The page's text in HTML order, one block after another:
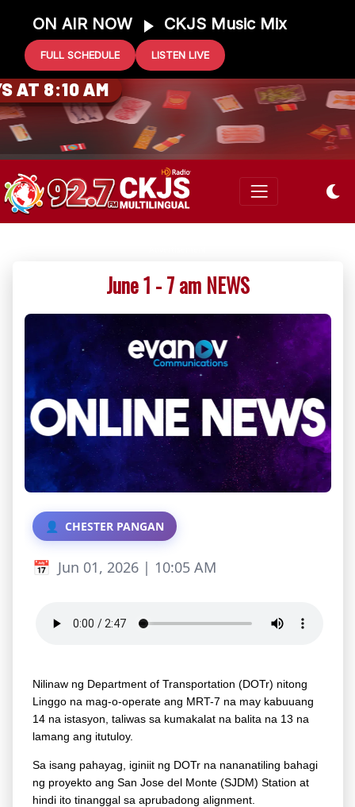
ON AIR NOW CKJS Music Mix
FULL SCHEDULE LISTEN LIVE
GIFT CARD
AT 8:10 AM
June 1 - 7 am NEWS
CHESTER PANGAN
Jun 01, 2026 | 10:05 AM
Nilinaw ng Department of Transportation (DOTr) nitong
Linggo na mag-o-operate ang MRT-7 na may kabuuang
14 na istasyon, taliwas sa kumakalat na balita na 13 na
lamang ang itutuloy.
Sa isang pahayag, iginiit ng DOTr na nananatiling bahagi
ng proyekto ang San Jose del Monte (SJDM) Station at
hindi ito tinanggal sa aprubadong alignment.